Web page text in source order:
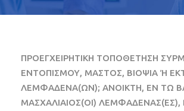
ΠΡΟΕΓΧΕΙΡΗΤΙΚΗ ΤΟΠΟΘΕΤΗΣΗ
ΕΝΤΟΠΙΣΜΟΥ, ΜΑΣΤΟΣ, ΒΙΟΨΙΑ Ή
ΛΕΜΦΑΔΕΝΑ(ΩΝ); ΑΝΟΙΚΤΗ, ΕΝ ΤΩ
ΜΑΣΧΑΛΙΑΙΟΣ(ΟΙ) ΛΕΜΦΑΔΕΝΑΣ(ΕΣ),